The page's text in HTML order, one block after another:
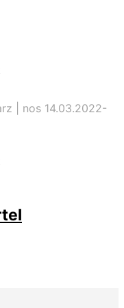
| nos 14.03.2022-